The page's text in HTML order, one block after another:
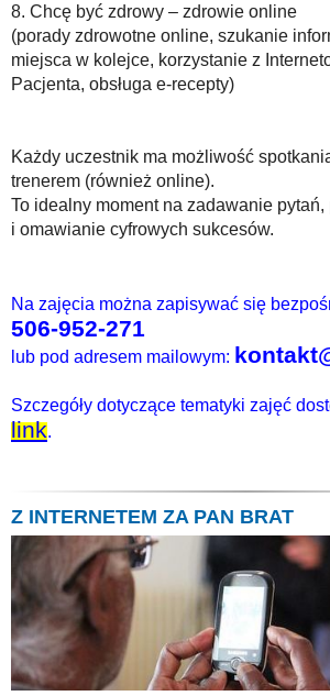
8. Chcę być zdrowy – zdrowie online
(porady zdrowotne online, szukanie
miejsca w kolejce, korzystanie z
Pacjenta, obsługa e-recepty)
Każdy uczestnik ma możliwość
trenerem (również online).
To idealny moment na zadawanie pytań,
i omawianie cyfrowych sukcesów.
Na zajęcia można zapisywać się
506-952-271
lub pod adresem mailowym:
Szczegóły dotyczące tematyki zajęć
link.
Z INTERNETEM ZA PAN BRAT